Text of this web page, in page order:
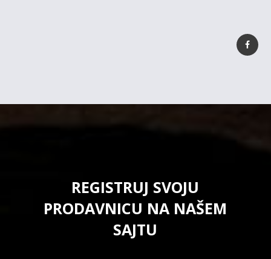
REGISTRUJ SVOJU
PRODAVNICU NA NAŠEM
SAJTU